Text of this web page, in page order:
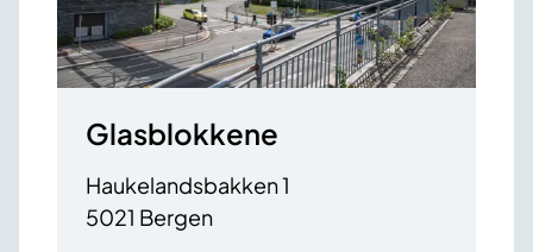
Glasblokkene
Haukelandsbakken 1
5021 Bergen